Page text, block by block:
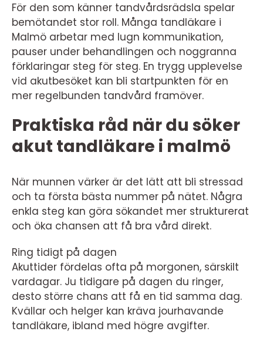
För den som känner tandvårdsrädsla spelar
bemötandet stor roll. Många tandläkare i
Malmö arbetar med lugn kommunikation,
pauser under behandlingen och noggranna
förklaringar steg för steg. En trygg upplevelse
vid akutbesöket kan bli startpunkten för en
mer regelbunden tandvård framöver.
Praktiska råd när du söker
akut tandläkare i malmö
När munnen värker är det lätt att bli stressad
och ta första bästa nummer på nätet. Några
enkla steg kan göra sökandet mer strukturerat
och öka chansen att få bra vård direkt.
Ring tidigt på dagen
Akuttider fördelas ofta på morgonen, särskilt
vardagar. Ju tidigare på dagen du ringer,
desto större chans att få en tid samma dag.
Kvällar och helger kan kräva jourhavande
tandläkare, ibland med högre avgifter.